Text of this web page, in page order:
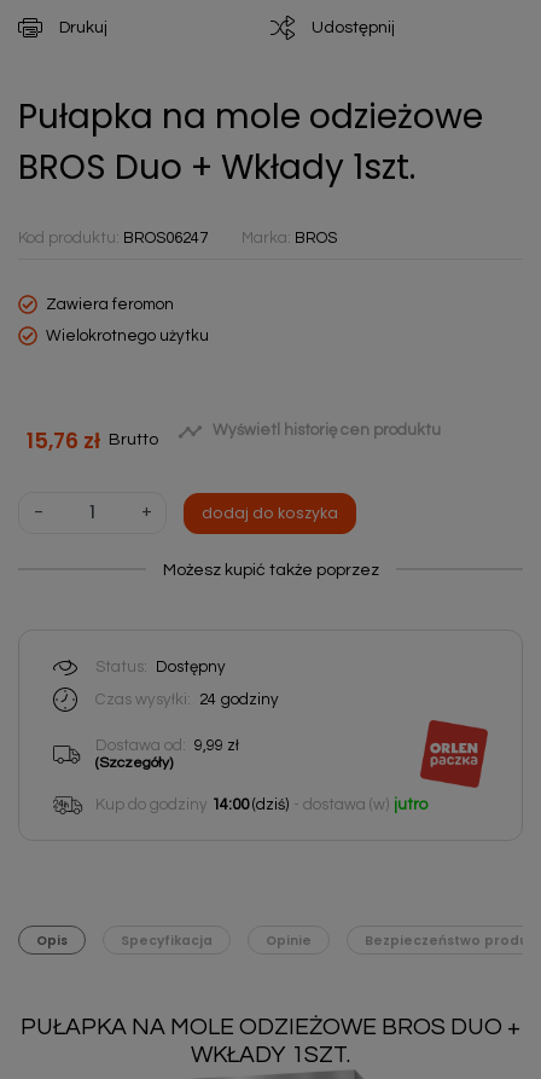
Drukuj Udostępnij
Pułapka na mole odzieżowe
BROS Duo + Wkłady 1szt.
Kod produktu: BROS06247 Marka: BROS
Zawiera feromon
Wielokrotnego użytku
15,76 zł Brutto  Wyświetl historię cen produktu
- + dodaj do koszyka
Możesz kupić także poprzez
Status:
Dostępny
Czas wysyłki:
24 godziny
Dostawa od: 9,99 zł
(Szczegóły)
Kup do godziny 14:00(dziś) - dostawa (w) jutro
Opis Specyfikacja Opinie Bezpieczeństwo
PUŁAPKA NA MOLE ODZIEŻOWE BROS DUO +
WKŁADY 1SZT.